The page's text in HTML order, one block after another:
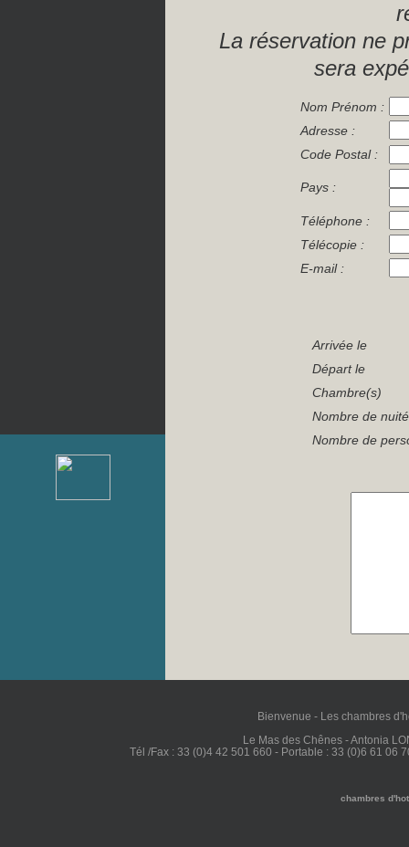
La réservation ne
sera
Nom Prénom :
Adresse :
Code Postal :
Pays :
Téléphone :
Télécopie :
E-mail :
Arrivée le
Départ le
Chambre(s)
Nombre de
Nombre de
Bienvenue - Les chambres
Le Mas des Chênes - Antonia
Tél /Fax : 33 (0)4 42 501 660 - Portable : 33 (0)6 61 06
chambres